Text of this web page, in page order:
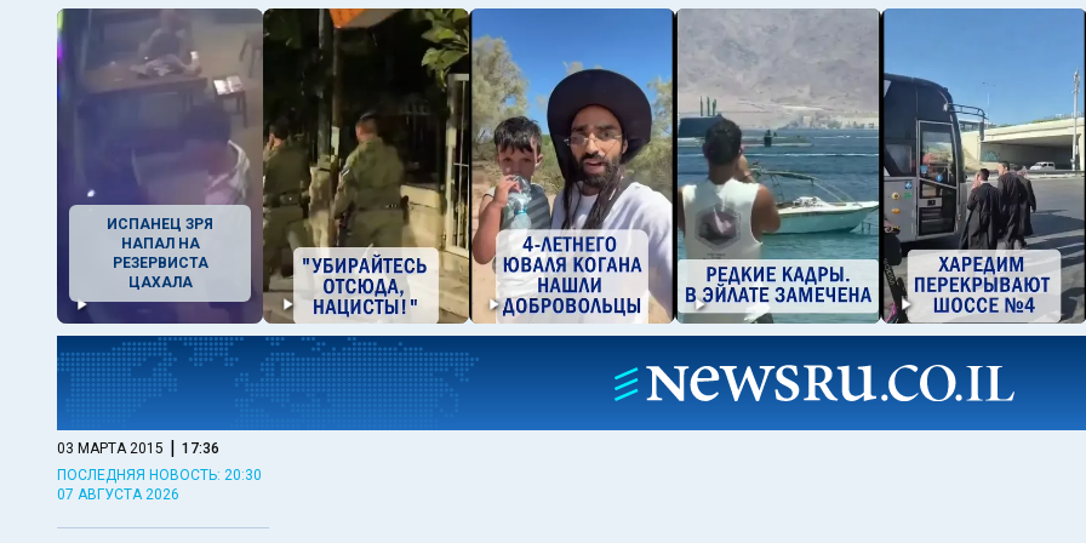
ИСПАНЕЦ ЗРЯ
НАПАЛ НА
РЕЗЕРВИСТА
ЦАХАЛА
03 МАРТА 2015 | 17:36
ПОСЛЕДНЯЯ НОВОСТЬ: 20:30
07 АВГУСТА 2026